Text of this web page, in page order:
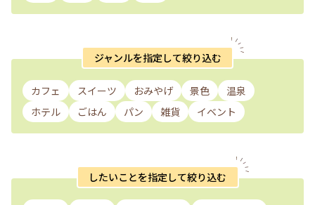
ジャンルを指定して絞り込む
カフェ スイーツ おみやげ 景色
温泉
ホテル
ごはん パン 雑貨 イベント
したいことを指定して絞り込む